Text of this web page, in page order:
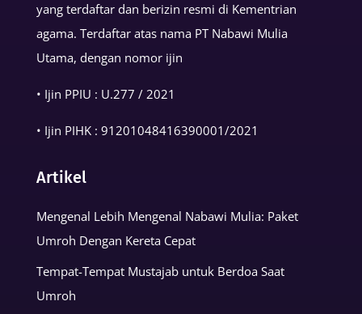
yang terdaftar dan berizin resmi di Kementrian
agama. Terdaftar atas nama PT Nabawi Mulia
Utama, dengan nomor ijin
• Ijin PPIU : U.277 / 2021
• Ijin PIHK : 91201048416390001/2021
Artikel
Mengenal Lebih Mengenal Nabawi Mulia: Paket
Umroh Dengan Kereta Cepat
Tempat-Tempat Mustajab untuk Berdoa Saat
Umroh